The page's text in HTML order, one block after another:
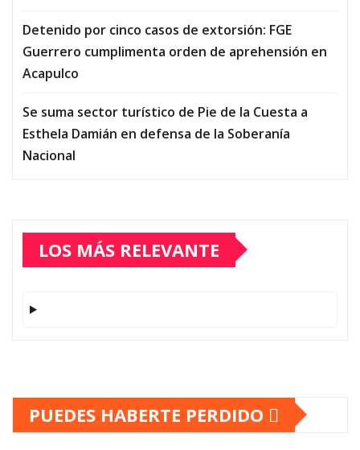
Detenido por cinco casos de extorsión: FGE
Guerrero cumplimenta orden de aprehensión en
Acapulco
Se suma sector turístico de Pie de la Cuesta a
Esthela Damián en defensa de la Soberanía
Nacional
LOS MÁS RELEVANTE
PUEDES HABERTE PERDIDO